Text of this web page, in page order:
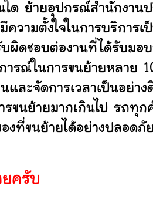
ด ย้ายอุปกรณ์สำนักงาน
ามตั้งใจในการบริการเ
ผิดชอบต่องานที่ได้รับม
ารณ์ในการขนย้ายหลาย
และจัดการเวลาเป็นอย่า
ารขนย้ายมากเกินไป รถทุ
ที่ขนย้ายได้อย่างปลอด
ยครับ